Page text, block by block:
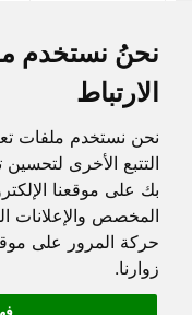
نحنُ نستخدم
الارتباط
نحن نستخدم ملفات
التتبع الأخرى
بك على موقعنا
المخصص والإعلانات
حركة المرور على
زوارنا.
جميع الحقوق محفوظة